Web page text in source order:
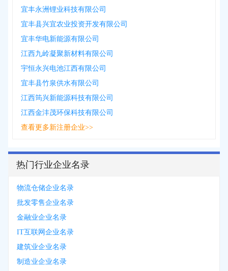
宜丰永洲锂业科技有限公司
宜丰县兴宜农业投资开发有限公司
宜丰华电新能源有限公司
江西九岭凝聚新材料有限公司
宇恒永兴电池江西有限公司
宜丰县竹泉供水有限公司
江西筠兴新能源科技有限公司
江西金沣茂环保科技有限公司
查看更多新注册企业>>
热门行业企业名录
物流仓储企业名录
批发零售企业名录
金融业企业名录
IT互联网企业名录
建筑业企业名录
制造业企业名录